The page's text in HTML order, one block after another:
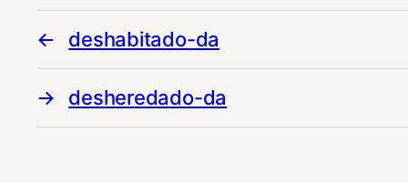
deshabitado-da
desheredado-da